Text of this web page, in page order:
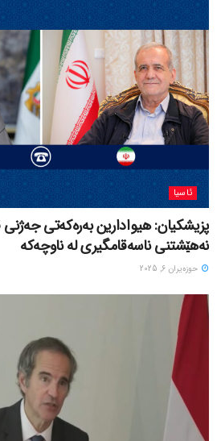
ئاسیا
پزیشکیان: هیوادارین بەرەکەتی جەژنی
نەهێشتنی ناسەقامگیری لە ناوچەکە
حوزه‌یران 6, 2025